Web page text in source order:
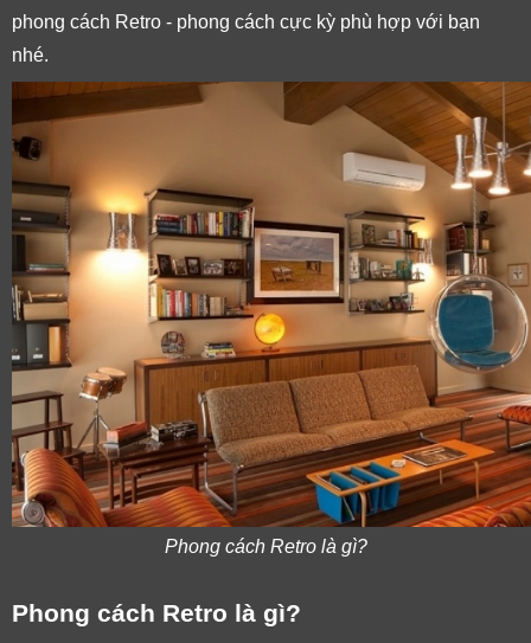
phong cách Retro - phong cách cực kỳ phù hợp với bạn
nhé.
Phong cách Retro là gì?
Phong cách Retro là gì?